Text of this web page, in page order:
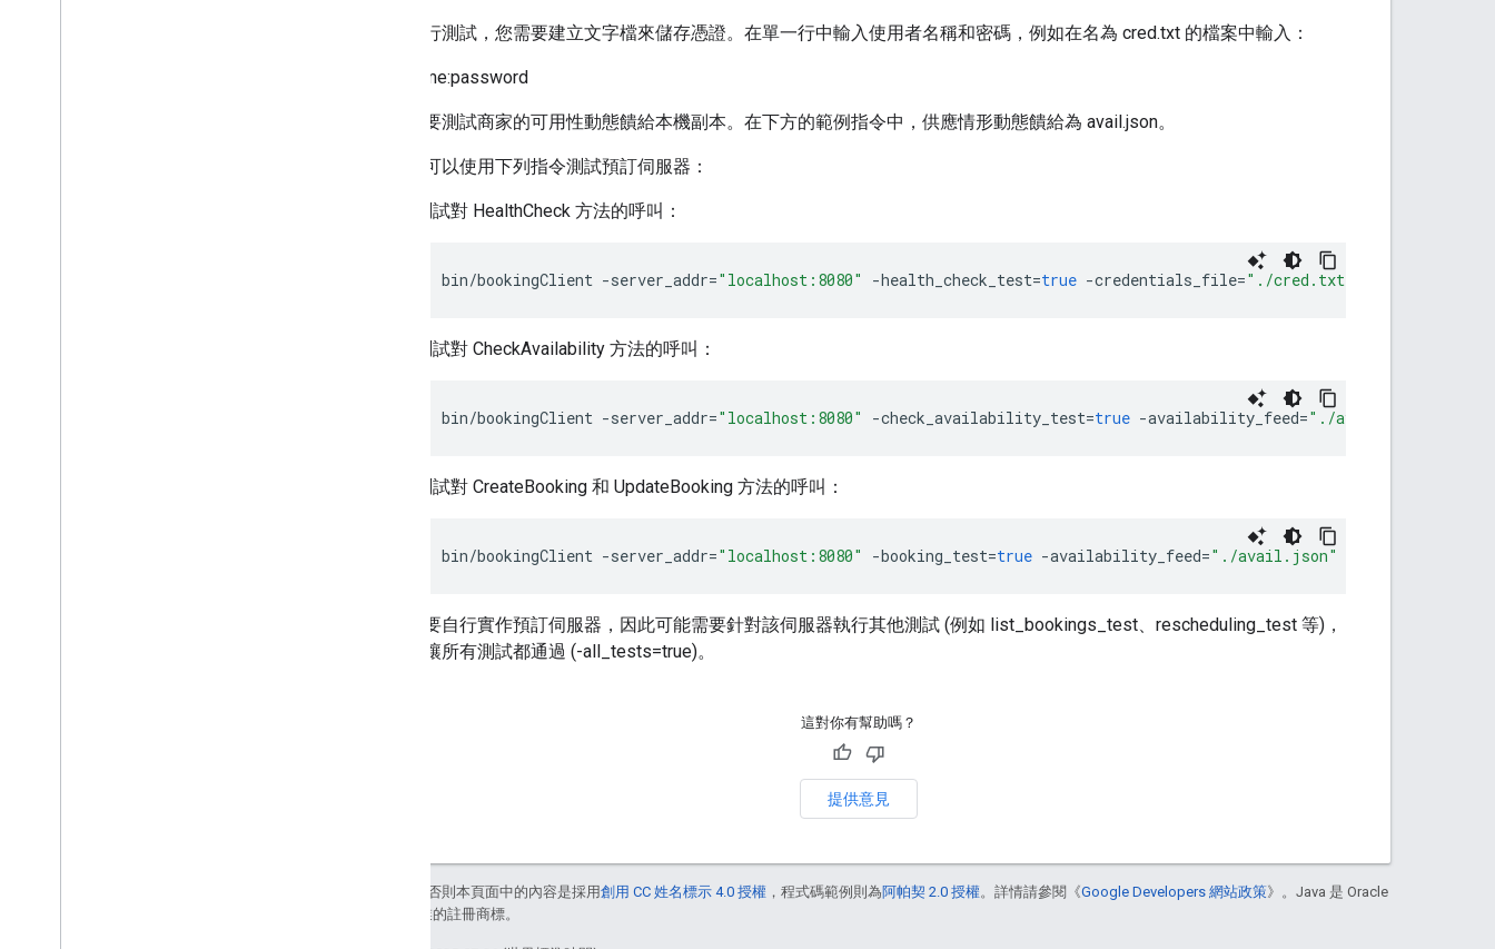
為了進行測試，您需要建立文字檔來儲存憑證。在單一行中輸入使用者名稱和密碼，例如在名為 cred.txt 的檔案中輸入：
username:password
你也需要測試商家的可用性動態饋給本機副本。在下方的範例指令中，供應情形動態饋給為 avail.json。
您現在可以使用下列指令測試預訂伺服器：
測試對 HealthCheck 方法的呼叫：
bin/bookingClient -server_addr="localhost:8080" -health_check_test=true -credentials_file="./cred.txt"
測試對 CheckAvailability 方法的呼叫：
bin/bookingClient -server_addr="localhost:8080" -check_availability_test=true -availability_feed="./avail.json"
測試對 CreateBooking 和 UpdateBooking 方法的呼叫：
bin/bookingClient -server_addr="localhost:8080" -booking_test=true -availability_feed="./avail.json"
由於您要自行實作預訂伺服器，因此可能需要針對該伺服器執行其他測試 (例如 list_bookings_test、rescheduling_test 等)，
目標是讓所有測試都通過 (-all_tests=true)。
這對你有幫助嗎？
提供意見
除非另有註明，否則本頁面中的內容是採用創用 CC 姓名標示 4.0 授權 ，程式碼範例則為阿帕契 2.0 授權。詳情請參閱《Google Developers 網站政策》。Java 是 Oracle
和/或其關聯企業的註冊商標。